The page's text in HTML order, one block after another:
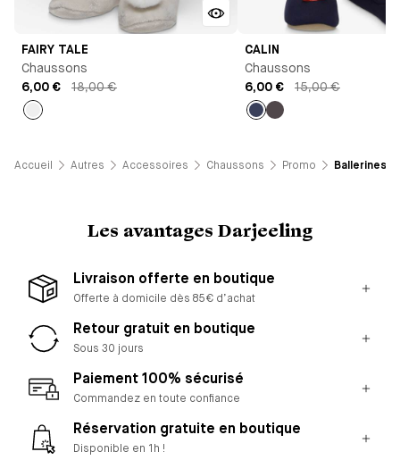
FAIRY TALE
Chaussons
6,00 €
18,00 €
CALIN
Chaussons
6,00 €
15,00 €
Accueil Autres Accessoires Chaussons Promo Ballerines -
Les avantages Darjeeling
Livraison offerte en boutique
Offerte à domicile dès 85€ d’achat
Retour gratuit en boutique
Sous 30 jours
Paiement 100% sécurisé
Commandez en toute confiance
Réservation gratuite en boutique
Disponible en 1h !